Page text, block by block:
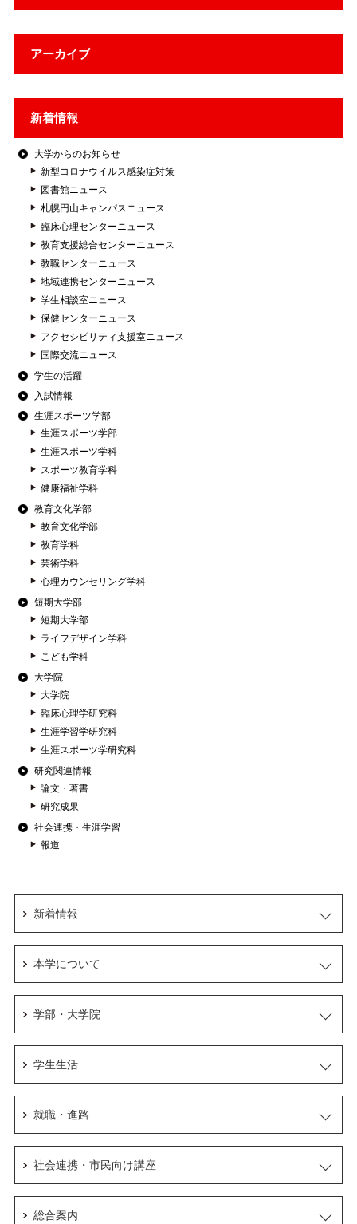
アーカイブ
新着情報
大学からのお知らせ
新型コロナウイルス感染症対策
図書館ニュース
札幌円山キャンパスニュース
臨床心理センターニュース
教育支援総合センターニュース
教職センターニュース
地域連携センターニュース
学生相談室ニュース
保健センターニュース
アクセシビリティ支援室ニュース
国際交流ニュース
学生の活躍
入試情報
生涯スポーツ学部
生涯スポーツ学部
生涯スポーツ学科
スポーツ教育学科
健康福祉学科
教育文化学部
教育文化学部
教育学科
芸術学科
心理カウンセリング学科
短期大学部
短期大学部
ライフデザイン学科
こども学科
大学院
大学院
臨床心理学研究科
生涯学習学研究科
生涯スポーツ学研究科
研究関連情報
論文・著書
研究成果
社会連携・生涯学習
報道
新着情報
本学について
学部・大学院
学生生活
就職・進路
社会連携・市民向け講座
総合案内